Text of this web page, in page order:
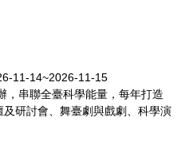
11-14~2026-11-15
，串聯全臺科學能量，每年打造
研討會、舞臺劇與戲劇、科學演